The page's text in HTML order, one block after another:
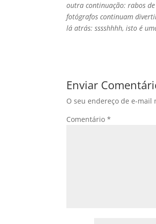
outra continuação: rabos
fotógrafos continuam
lá atrás: sssshhhh, isto é
Enviar
O seu endereço de e-mail
Comentário*